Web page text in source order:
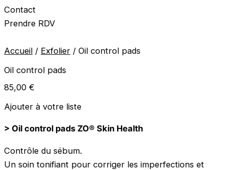
Contact
Prendre RDV
Accueil / Exfolier / Oil control pads
Oil control pads
85,00 €
Ajouter à votre liste
> Oil control pads ZO® Skin Health
Contrôle du sébum.
Un soin tonifiant pour corriger les imperfections et